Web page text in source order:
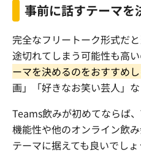
事前に話すテーマを
完全なフリートーク形式だ
途切れてしまう可能性も高い
ーマを決めるのをおすすめ
画」「好きなお笑い芸人」
Teams飲みが初めてならば、
機能性や他のオンライン飲
テーマに据えても良いでしょ